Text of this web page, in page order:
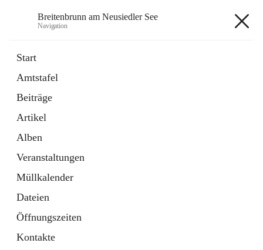
Breitenbrunn am Neusiedler See
Navigation
Start
Amtstafel
Beiträge
Artikel
Alben
Veranstaltungen
Müllkalender
Dateien
Öffnungszeiten
Kontakte
18 Schnellzugriffe
Gemeindeservice